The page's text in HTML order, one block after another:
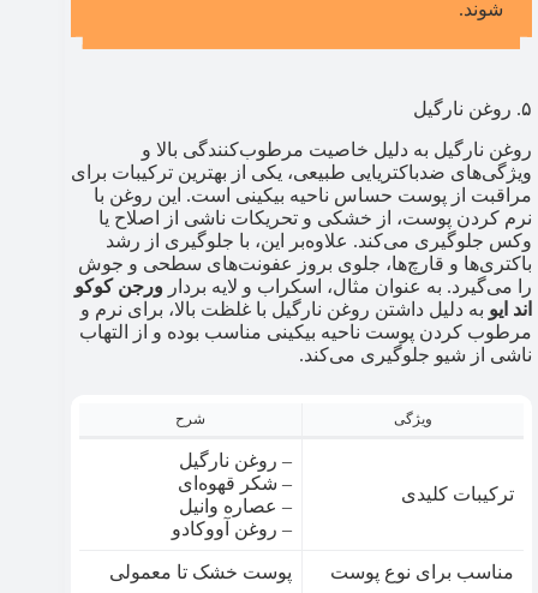
شوند.
۵. روغن نارگیل
روغن نارگیل به دلیل خاصیت مرطوب‌کنندگی بالا و
ویژگی‌های ضدباکتریایی طبیعی، یکی از بهترین ترکیبات برای
مراقبت از پوست حساس ناحیه بیکینی است. این روغن با
نرم کردن پوست، از خشکی و تحریکات ناشی از اصلاح یا
وکس جلوگیری می‌کند. علاوه‌بر این، با جلوگیری از رشد
باکتری‌ها و قارچ‌ها، جلوی بروز عفونت‌های سطحی و جوش
را می‌گیرد. به عنوان مثال، اسکراب و لایه بردار ورجن کوکو
اند ایو به دلیل داشتن روغن نارگیل با غلظت بالا، برای نرم و
مرطوب کردن پوست ناحیه بیکینی مناسب بوده و از التهاب
ناشی از شیو جلوگیری می‌کند.
ویژگی شرح
ترکیبات کلیدی
– روغن نارگیل
– شکر قهوه‌ای
– عصاره وانیل
– روغن آووکادو
مناسب برای نوع پوست پوست خشک تا معمولی